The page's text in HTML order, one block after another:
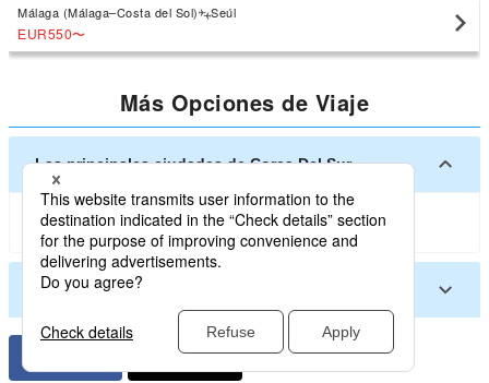
Málaga (Málaga–Costa del Sol) Seúl
EUR550〜
Más Opciones de Viaje
Las principales ciudades de Corea Del Sur
SeúlBusanDaegu Jeju
Otras ciudades en Corea Del Sur
CheongjuGwangjuMuan